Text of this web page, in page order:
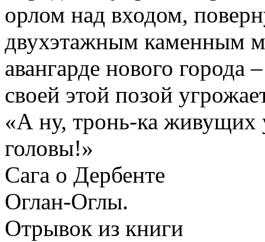
орлом над входом,
двухэтажным каменным
авангарде нового города
своей этой позой
«А ну, тронь-ка живущих
головы!»
Сага о Дербенте
Оглан-Оглы.
Отрывок из книги